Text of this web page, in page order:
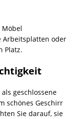
Arbeitsplatten oder
Platz.
geschlossene
schönes Geschirr
Sie darauf, sie